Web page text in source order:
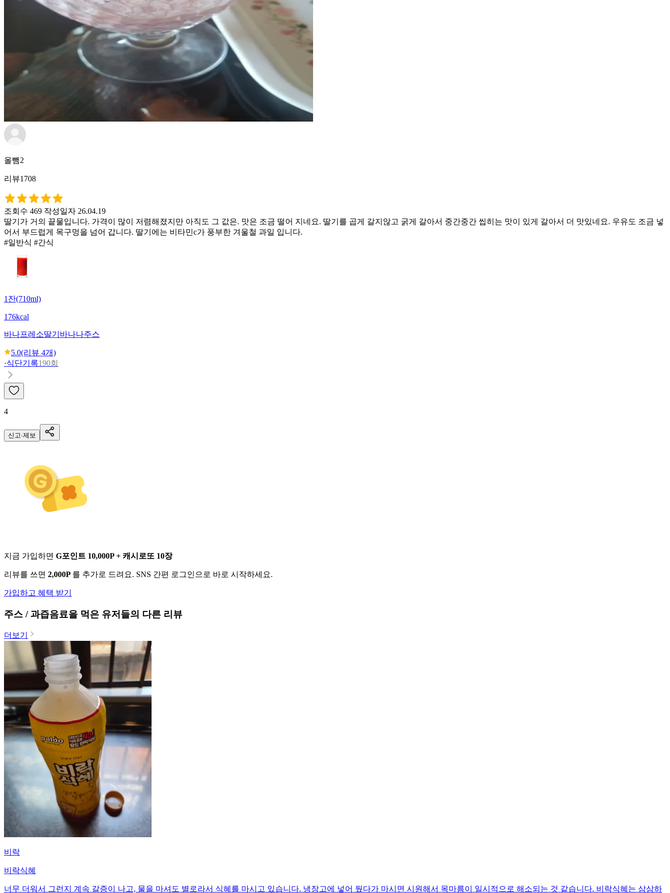
올뺌2
리뷰1708
조회수 469 작성일자 26.04.19
딸기가 거의 끝물입니다. 가격이 많이 저렴해졌지만 아직도 그 값은. 맛은 조금 떨어 지네요. 딸기를 곱게 갈지않고 굵게 갈아서 중간중간 씹히는 맛이 있게 갈아서 더 맛있네요. 우유도 조금 넣
어서 부드럽게 목구멍을 넘어 갑니다. 딸기에는 비타민c가 풍부한 겨울철 과일 입니다.
#일반식 #간식
1잔(710ml)
176kcal
바나프레소딸기바나나주스
5.0(리뷰 4개)
·식단기록190회
4
신고·제보
지금 가입하면 G포인트 10,000P + 캐시로또 10장
리뷰를 쓰면 2,000P 를 추가로 드려요. SNS 간편 로그인으로 바로 시작하세요.
가입하고 혜택 받기
주스 / 과즙음료을 먹은 유저들의 다른 리뷰
더보기
비락
비락식혜
너무 더워서 그런지 계속 갈증이 나고, 물을 마셔도 별로라서 식혜를 마시고 있습니다. 냉장고에 넣어 뒀다가 마시면 시원해서 목마름이 일시적으로 해소되는 것 같습니다. 비락식혜는 삼삼하